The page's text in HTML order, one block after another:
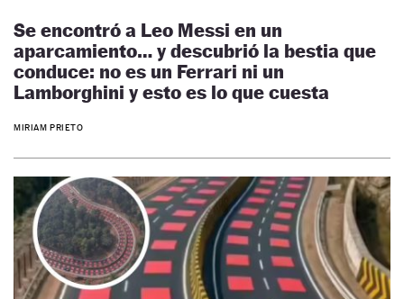
Se encontró a Leo Messi en un
aparcamiento… y descubrió la bestia que
conduce: no es un Ferrari ni un
Lamborghini y esto es lo que cuesta
MIRIAM PRIETO